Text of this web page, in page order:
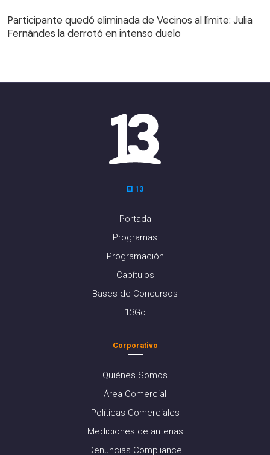
Fernándes la derrotó en intenso duelo
Participante quedó eliminada de Vecinos al límite: Julia
Fernándes la derrotó en intenso duelo
El 13
Portada
Programas
Programación
Capítulos
Bases de Concursos
13Go
Corporativo
Quiénes Somos
Área Comercial
Políticas Comerciales
Mediciones de antenas
Denuncias Compliance